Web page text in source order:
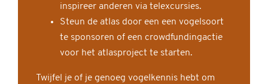
inspireer anderen via telexcursies.
Steun de atlas door een een vogelsoort
te sponsoren of een crowdfundingactie
voor het atlasproject te starten.
Twijfel je of je genoeg vogelkennis hebt om